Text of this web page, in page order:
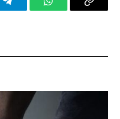
TelegramWhatsAppCopy